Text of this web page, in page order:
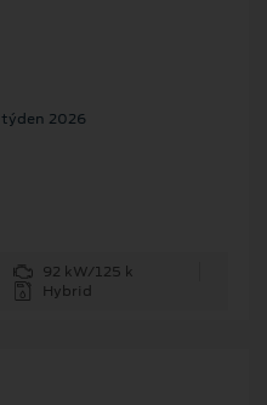
2026
92 kW/125 k
Hybrid